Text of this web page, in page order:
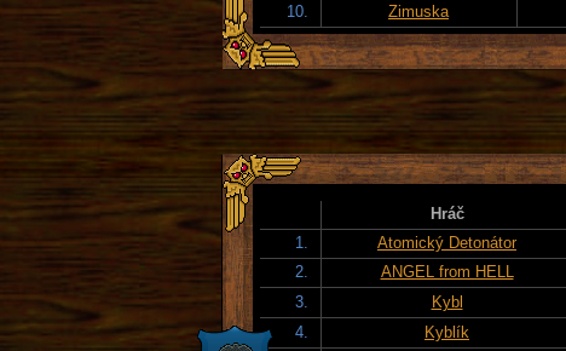
10.
Zimuska
Hráč
1.
Atomický Detonátor
2.
ANGEL from HELL
3.
Kybl
4.
Kyblík